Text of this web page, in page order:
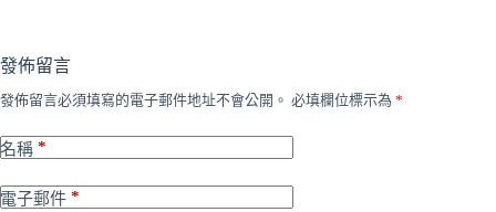
發佈留言
發佈留言必須填寫的電子郵件地址不會公開。 必填欄位標示為 *
名稱 *
電子郵件 *